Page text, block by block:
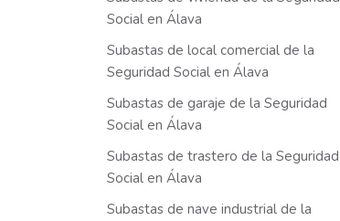
Social en Álava
Subastas de local comercial de la
Seguridad Social en Álava
Subastas de garaje de la Seguridad
Social en Álava
Subastas de trastero de la Seguridad
Social en Álava
Subastas de nave industrial de la